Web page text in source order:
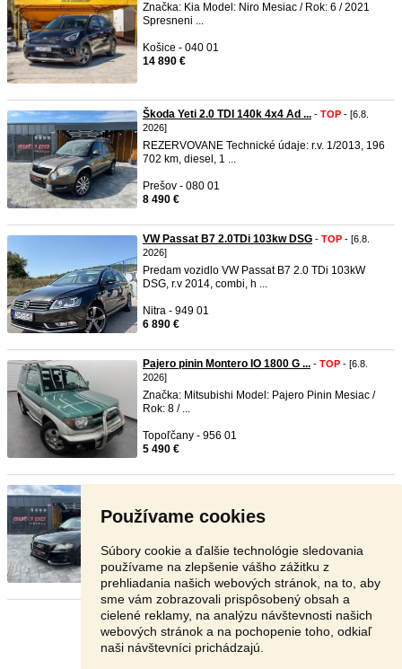
Používame cookies
Súbory cookie a ďalšie technológie sledovania
používame na zlepšenie vášho zážitku z
prehliadania našich webových stránok, na to, aby
sme vám zobrazovali prispôsobený obsah a
cielené reklamy, na analýzu návštevnosti našich
webových stránok a na pochopenie toho, odkiaľ
naši návštevníci prichádzajú.
Značka: Kia Model: Niro Mesiac / Rok: 6 / 2021
Spresneni ...
Košice - 040 01
14 890 €
Škoda Yeti 2.0 TDI 140k 4x4 Ad ... - TOP - [6.8.
2026]
REZERVOVANE Technické údaje: r.v. 1/2013, 196
702 km, diesel, 1 ...
Prešov - 080 01
8 490 €
VW Passat B7 2.0TDi 103kw DSG - TOP - [6.8.
2026]
Predam vozidlo VW Passat B7 2.0 TDi 103kW
DSG, r.v 2014, combi, h ...
Nitra - 949 01
6 890 €
Pajero pinin Montero IO 1800 G ... - TOP - [6.8.
2026]
Značka: Mitsubishi Model: Pajero Pinin Mesiac /
Rok: 8 / ...
Topoľčany - 956 01
5 490 €
Technické údaje: r.v. 2/2008, 253 875 km, diesel, 2
Prešov - 080 01
7 990 €
Stránka: 1 2 3 Ďalšia